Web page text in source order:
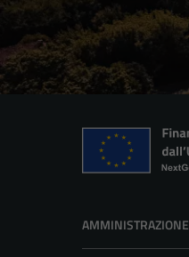
AMMINISTRAZIONE